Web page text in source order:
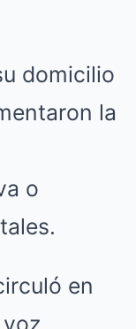
domicilio
la
o
en